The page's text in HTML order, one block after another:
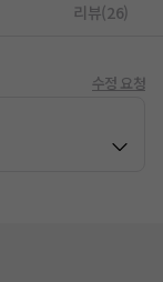
리뷰(26)
수정 요청